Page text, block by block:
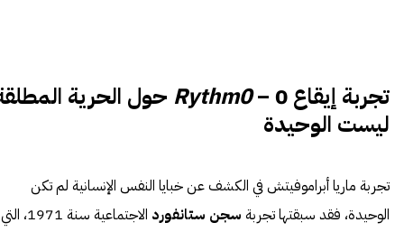
تجربة إيقاع 0 – Rythm0 حول الحرية
ليست الوحيدة
تجربة ماريا أبراموفيتش في الكشف عن خبايا النفس الإنسانية لم تكن
الوحيدة، فقد سبقتها تجربة سجن ستانفورد
الاجتماعية سنة 1971، التي